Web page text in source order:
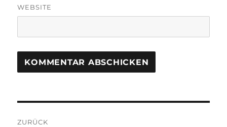
WEBSITE
ZURÜCK